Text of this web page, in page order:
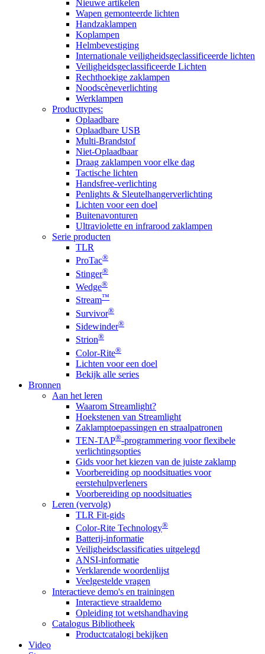
Nieuwe artikelen
Wapen gemonteerde lichten
Handzaklampen
Koplampen
Helmbevestiging
Internationale veiligheidsgeclassificeerde lichten
Veiligheidsgeclassificeerde Lichten
Rechthoekige zaklampen
Noodscèneverlichting
Werklampen
Producttypes:
Oplaadbare
Oplaadbare USB
Multi-Brandstof
Niet-Oplaadbaar
Draag zaklampen voor elke dag
Tactische lichten
Handsfree-verlichting
Penlights & Sleutelhangerverlichting
Lichten voor een doel
Buitenavonturen
Ultraviolette en infrarood zaklampen
Serie producten
TLR
ProTac®
Stinger®
Wedge®
Stream™
Survivor®
Sidewinder®
Strion®
Color-Rite®
Lichten voor een doel
Bekijk alle series
Bronnen
Aan het leren
Waarom Streamlight?
Hoekstenen van Streamlight
Zaklamptoepassingen en straalpatronen
TEN-TAP®-programmering voor flexibele
verlichtingsopties
Gids voor het kiezen van de juiste zaklamp
Voorbereiding op noodsituaties voor
eerstehulpverleners
Voorbereiding op noodsituaties
Leren (vervolg)
TLR Fit-gids
Color-Rite Technology®
Batterij-informatie
Veiligheidsclassificaties uitgelegd
ANSI-informatie
Verklarende woordenlijst
Veelgestelde vragen
Interactieve demo's en trainingen
Interactieve straaldemo
Opleiding tot wetshandhaving
Catalogus Bibliotheek
Productcatalogi bekijken
Video